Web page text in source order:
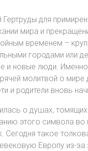
для
мира и
временем –
городами или
и новые люди.
молитвой о
родители вновь
о душах,
этого символа во
Сегодня такое
Европу из-за